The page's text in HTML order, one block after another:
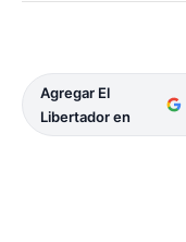
Agregar El
Libertador en